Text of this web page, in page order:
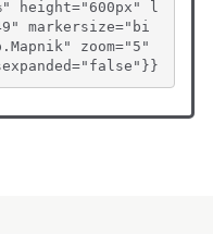
height="600px" l
markersize="bi
zoom="5"